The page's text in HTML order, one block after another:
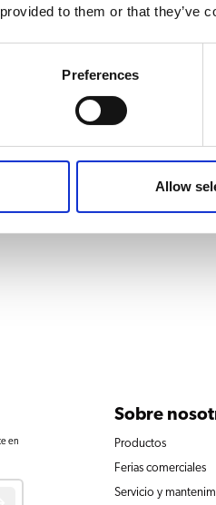
to them or that they’ve
Preferences
Allow
a la izquierda
en
Sobre
Productos
Ferias comerciales
Servicio y